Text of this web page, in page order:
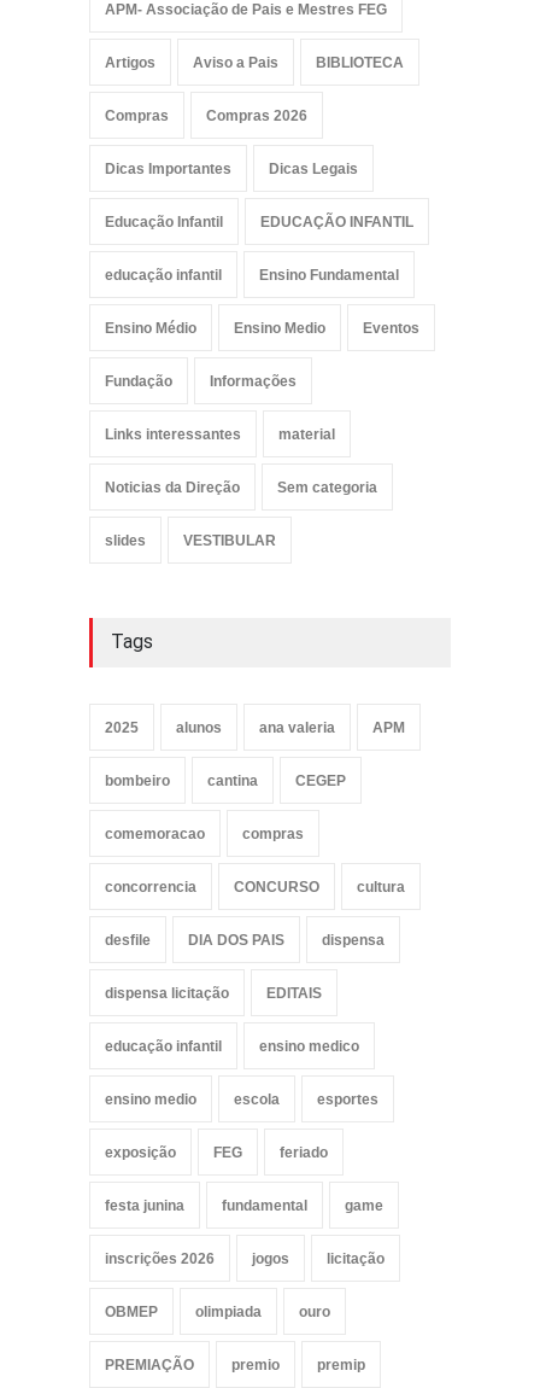
APM- Associação de Pais e Mestres FEG
Artigos Aviso a Pais BIBLIOTECA
Compras Compras 2026
Dicas Importantes Dicas Legais
Educação Infantil EDUCAÇÃO INFANTIL
educação infantil Ensino Fundamental
Ensino Médio Ensino Medio Eventos
Fundação Informações
Links interessantes material
Noticias da Direção Sem categoria
slides VESTIBULAR
Tags
2025 alunos ana valeria APM
bombeiro cantina CEGEP
comemoracao compras
concorrencia CONCURSO cultura
desfile DIA DOS PAIS dispensa
dispensa licitação EDITAIS
educação infantil ensino medico
ensino medio escola esportes
exposição FEG feriado
festa junina fundamental game
inscrições 2026 jogos licitação
OBMEP olimpiada ouro
PREMIAÇÃO premio premip